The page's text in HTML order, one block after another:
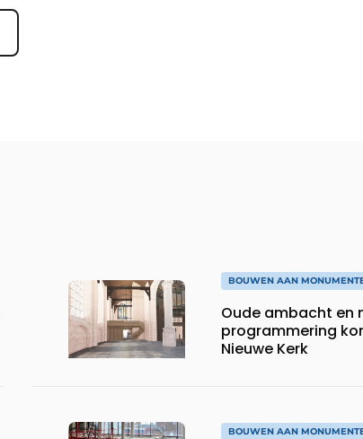
BOUWEN AAN
Oude ambacht en
programmering
Nieuwe Kerk
BOUWEN AAN